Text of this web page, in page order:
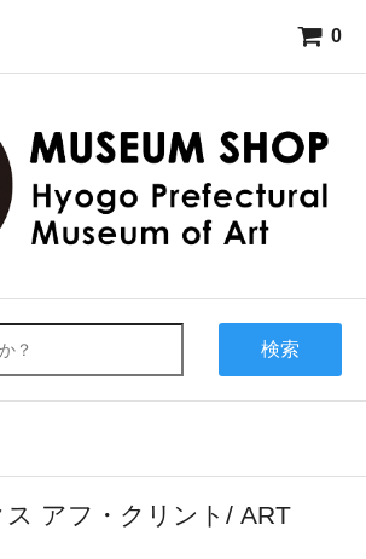
0
検索
アフ・クリント/ ART